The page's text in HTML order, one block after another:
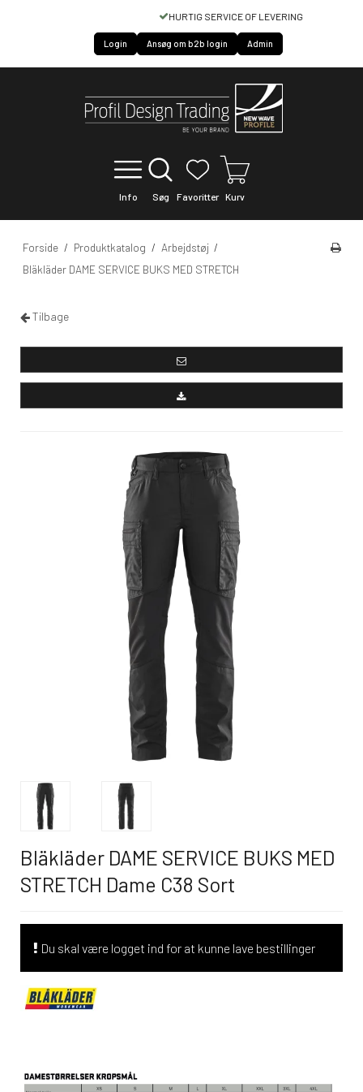
HURTIG SERVICE OF LEVERING
Login Ansøg om b2b login Admin
Info Søg Favoritter Kurv
Forside / Produktkatalog / Arbejdstøj /
Bläkläder DAME SERVICE BUKS MED STRETCH
Tilbage
Bläkläder DAME SERVICE BUKS MED
STRETCH Dame C38 Sort
Du skal være logget ind for at kunne lave bestillinger